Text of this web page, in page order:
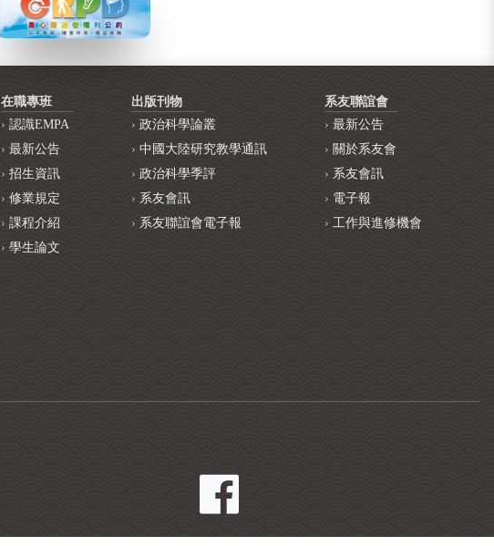
在職專班
認識EMPA
最新公告
招生資訊
修業規定
課程介紹
學生論文
出版刊物
政治科學論叢
中國大陸研究教學通訊
政治科學季評
系友會訊
系友聯誼會電子報
系友聯誼會
最新公告
關於系友會
系友會訊
電子報
工作與進修機會